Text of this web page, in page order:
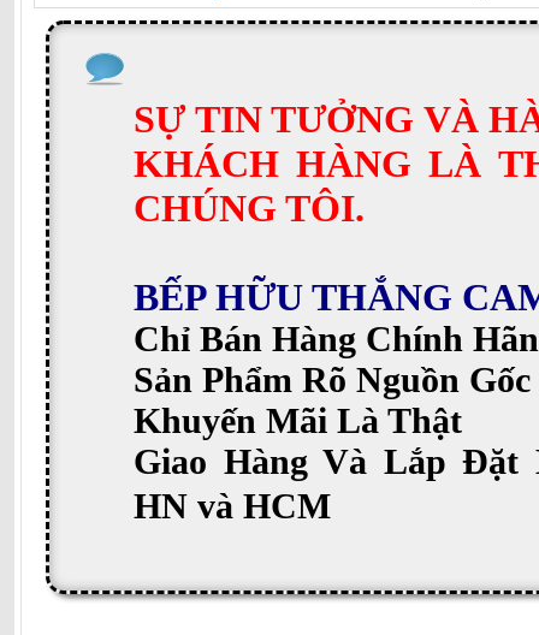
SỰ TIN TƯỞNG VÀ
KHÁCH HÀNG LÀ
CHÚNG TÔI.
BẾP HỮU THẮNG
Chỉ Bán Hàng Chính
Sản Phẩm Rõ Nguồn
Khuyến Mãi Là Thật
Giao Hàng Và Lắp Đặt
HN và HCM